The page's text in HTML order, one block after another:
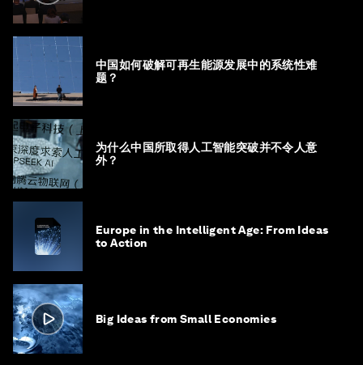
中国如何破解可再生能源发展中的系统性难
题？
为什么中国所取得人工智能突破并不令人意
外？
Europe in the Intelligent Age: From Ideas
to Action
Big Ideas from Small Economies